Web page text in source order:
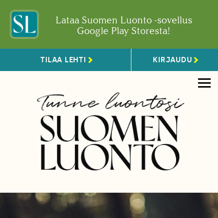
Lataa Suomen Luonto -sovellus
Google Play Storesta!
TILAA LEHTI KIRJAUDU